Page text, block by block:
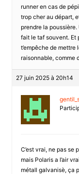
runner en cas de
trop cher au départ,
prendre la
fait le taf souvent. Et
t’empêche de
raisonnable, comme
27 juin 2025 à 20h14
C’est vrai, ne pas se
mais Polaris a l’air
métall galvanisè, ça